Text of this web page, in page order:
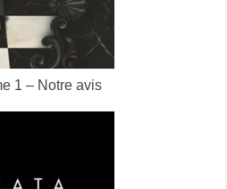
1 – Notre avis